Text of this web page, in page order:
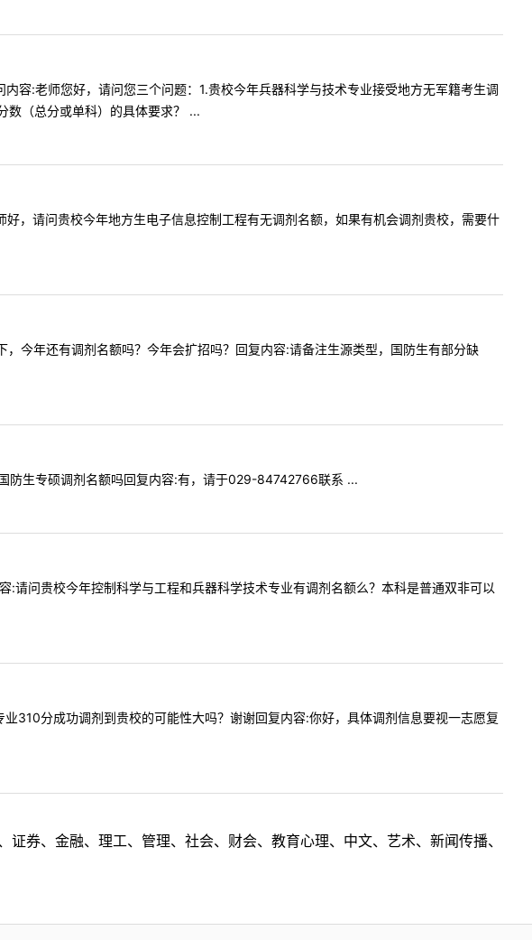
:老师您好，请问您三个问题：1.贵校今年兵器科学与技术专业接受地方无军籍考生调
数（总分或单科）的具体要求？ ...
请问贵校今年地方生电子信息控制工程有无调剂名额，如果有机会调剂贵校，需要什
年还有调剂名额吗？今年会扩招吗？回复内容:请备注生源类型，国防生有部分缺
生专硕调剂名额吗回复内容:有，请于029-84742766联系 ...
问贵校今年控制科学与工程和兵器科学技术专业有调剂名额么？本科是普通双非可以
分成功调剂到贵校的可能性大吗？谢谢回复内容:你好，具体调剂信息要视一志愿复
券、金融、理工、管理、社会、财会、教育心理、中文、艺术、新闻传播、